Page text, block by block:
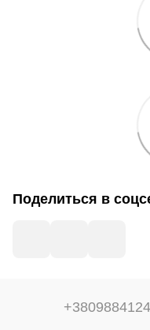
Поделиться в